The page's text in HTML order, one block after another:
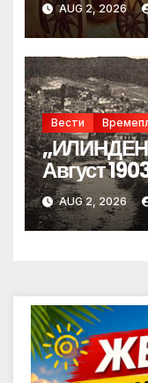
AUG 2, 2026
Вести
Август
AUG 2, 2026